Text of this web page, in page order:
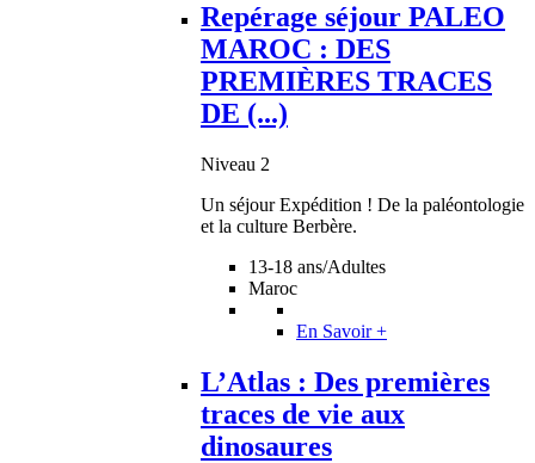
Repérage séjour PALEO
MAROC : DES
PREMIÈRES TRACES
DE (...)
Niveau 2
Un séjour Expédition ! De la paléontologie
et la culture Berbère.
13-18 ans/Adultes
Maroc
En Savoir +
L’Atlas : Des premières
traces de vie aux
dinosaures